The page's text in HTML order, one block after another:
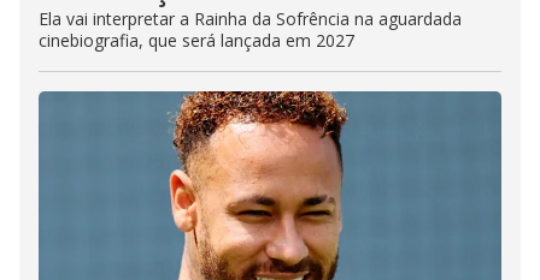
Ela vai interpretar a Rainha da Sofrência na aguardada
cinebiografia, que será lançada em 2027